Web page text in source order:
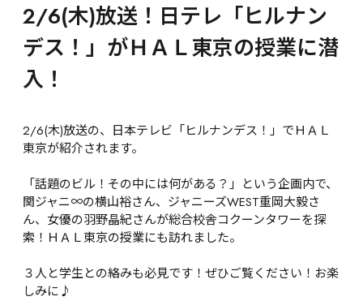
2/6(木)放送！日テレ「ヒルナン
デス！」がＨＡＬ東京の授業に潜
入！
2/6(木)放送の、日本テレビ「ヒルナンデス！」でＨＡＬ
東京が紹介されます。
「話題のビル！その中には何がある？」という企画内で、
関ジャニ∞の横山裕さん、ジャニーズWEST重岡大毅さ
ん、女優の羽野晶紀さんが総合校舎コクーンタワーを探
索！ＨＡＬ東京の授業にも訪れました。
３人と学生との絡みも必見です！ぜひご覧ください！お楽
しみに♪